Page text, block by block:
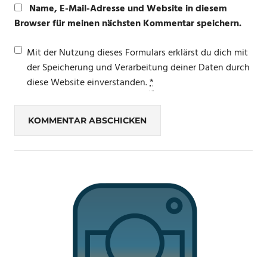
Name, E-Mail-Adresse und Website in diesem
Browser für meinen nächsten Kommentar speichern.
Mit der Nutzung dieses Formulars erklärst du dich mit
der Speicherung und Verarbeitung deiner Daten durch
diese Website einverstanden.*